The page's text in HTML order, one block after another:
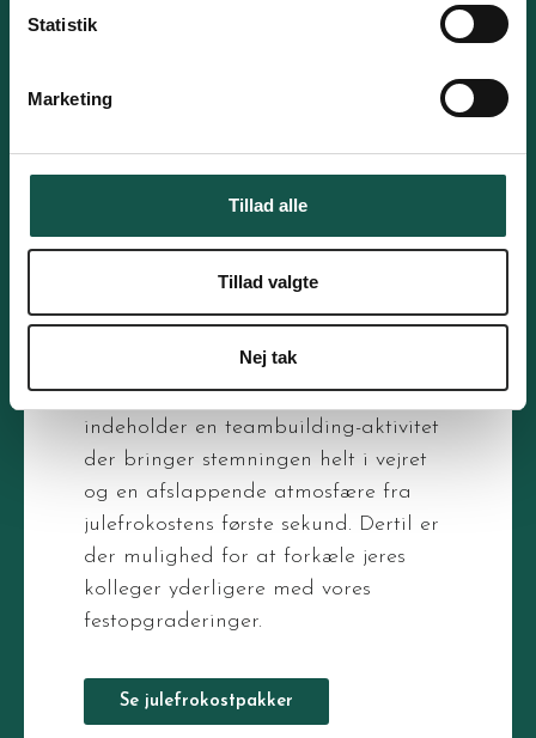
Statistik
Marketing
Tillad alle
Tillad valgte
Nej tak
med en fantastisk julefrokost på
julefrokostpakker sikrer en hyggelig
og festlig firmajulefrokost med en
lækker traditionel dansk julemiddag.
Vælg mellem den traditionelle
julefrokost og en julefrokost der
indeholder en teambuilding-aktivitet
der bringer stemningen helt i vejret
og en afslappende atmosfære fra
julefrokostens første sekund. Dertil er
der mulighed for at forkæle jeres
kolleger yderligere med vores
festopgraderinger.
Se julefrokostpakker